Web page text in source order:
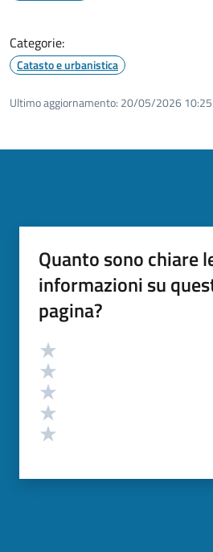
Categorie:
Catasto e urbanistica
Ultimo aggiornamento: 20/05/2026
Quanto sono chiare
informazioni su
pagina?
Valutazione